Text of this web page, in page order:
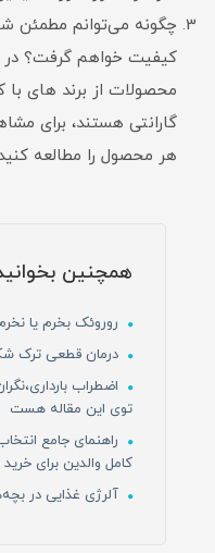
چگونه می‌توانم مطمئن
کیفیت خواهم گرفت؟ در
محصولات از برند های با
گارانتی هستند، برای
هر محصول را مطالعه
همچنین
روروئک بخرم یا
درمان قطعی ترک
اضطراب
توی این مقاله هست
راهنمای جامع
کامل والدین برای
آلرژی غذایی در